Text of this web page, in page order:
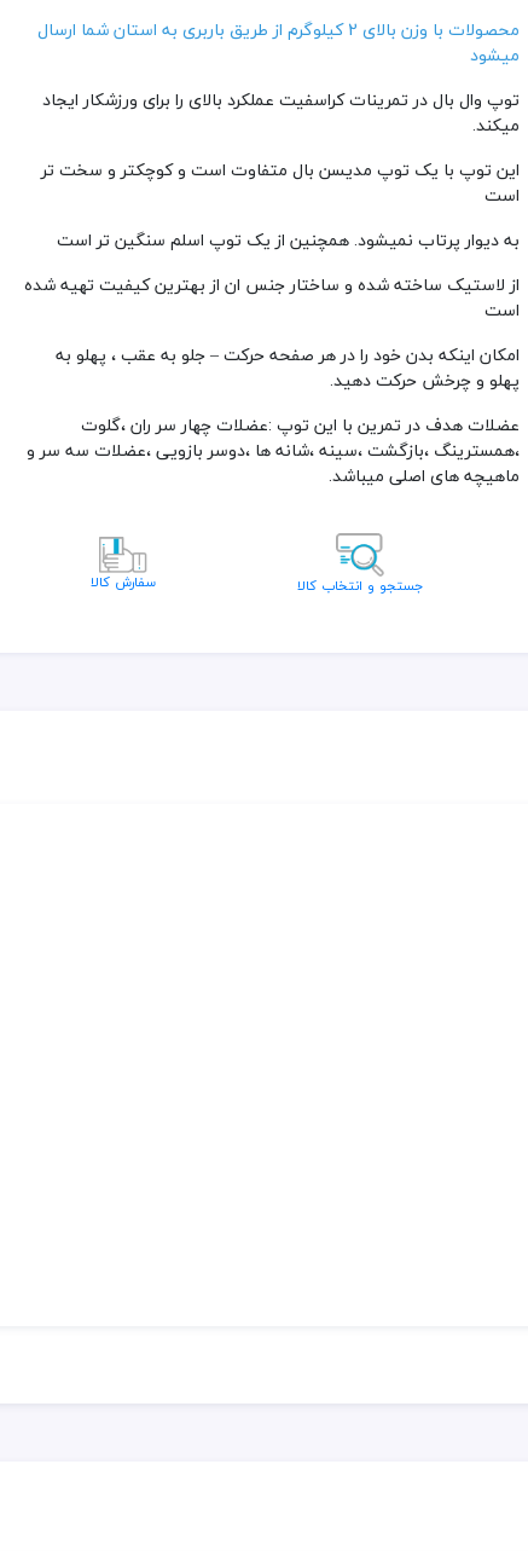
دسته : محصولات کراس فیتمحصولات با وزن بالای 2 کیلوگرم از طریق باربری به استان شما ارسال
میشود
توپ وال بال در تمرینات کراسفیت عملکرد بالای را برای ورزشکار ایجاد
میکند.
این توپ با یک توپ مدیسن بال متفاوت است و کوچکتر و سخت تر
است
به دیوار پرتاب نمیشود. همچنین از یک توپ اسلم سنگین تر است
از لاستیک ساخته شده و ساختار جنس ان از بهترین کیفیت تهیه شده
است
امکان اینکه بدن خود را در هر صفحه حرکت – جلو به عقب ، پهلو به
پهلو و چرخش حرکت دهید.
عضلات هدف در تمرین با این توپ :عضلات چهار سر ران ،گلوت
،همسترینگ ،بازگشت ،سینه ،شانه ها ،دوسر بازویی ،عضلات سه سر و
ماهیچه های اصلی میباشد.
جستجو و انتخاب کالا سفارش کالا